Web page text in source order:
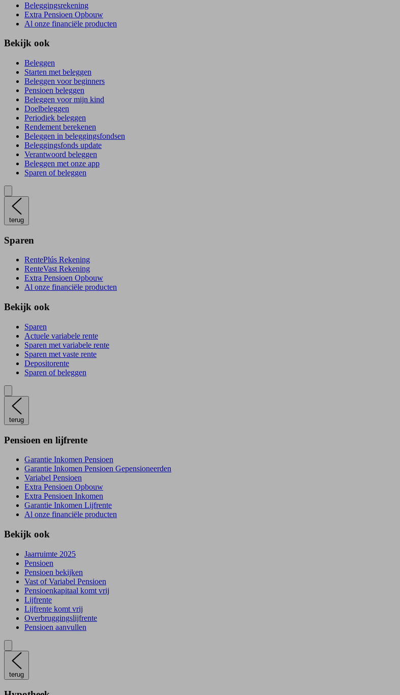
Beleggingsrekening
Extra Pensioen Opbouw
Al onze financiële producten
Bekijk ook
Beleggen
Starten met beleggen
Beleggen voor beginners
Pensioen beleggen
Beleggen voor mijn kind
Doelbeleggen
Periodiek beleggen
Rendement berekenen
Beleggen in beleggingsfondsen
Beleggingsfonds update
Verantwoord beleggen
Beleggen met onze app
Sparen of beleggen
terug
Sparen
RentePlús Rekening
RenteVast Rekening
Extra Pensioen Opbouw
Al onze financiële producten
Bekijk ook
Sparen
Actuele variabele rente
Sparen met variabele rente
Sparen met vaste rente
Depositorente
Sparen of beleggen
terug
Pensioen en lijfrente
Garantie Inkomen Pensioen
Garantie Inkomen Pensioen Gepensioneerden
Variabel Pensioen
Extra Pensioen Opbouw
Extra Pensioen Inkomen
Garantie Inkomen Lijfrente
Al onze financiële producten
Bekijk ook
Jaarruimte 2025
Pensioen
Pensioen bekijken
Vast of Variabel Pensioen
Pensioenkapitaal komt vrij
Lijfrente
Lijfrente komt vrij
Overbruggingslijfrente
Pensioen aanvullen
terug